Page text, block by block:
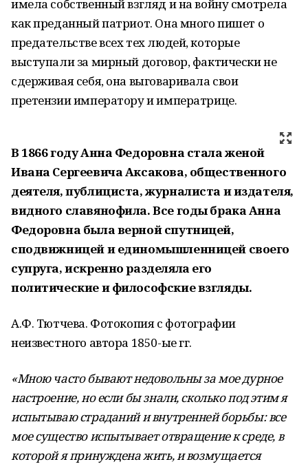
имела собственный взгляд и на войну смотрела
как преданный патриот. Она много пишет о
предательстве всех тех людей, которые
выступали за мирный договор, фактически не
сдерживая себя, она выговаривала свои
претензии императору и императрице.
В 1866 году Анна Федоровна стала женой
Ивана Сергеевича Аксакова, общественного
деятеля, публициста, журналиста и издателя,
видного славянофила. Все годы брака Анна
Федоровна была верной спутницей,
сподвижницей и единомышленницей своего
супруга, искренно разделяла его
политические и философские взгляды.
А.Ф. Тютчева. Фотокопия с фотографии
неизвестного автора 1850-ые гг.
«Мною часто бывают недовольны за мое дурное
настроение, но если бы знали, сколько под этим я
испытываю страданий и внутренней борьбы: все
мое существо испытывает отвращение к среде, в
которой я принуждена жить, и возмущается